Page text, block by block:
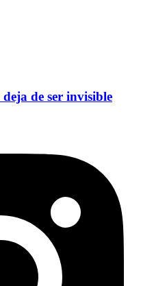
de ser invisible